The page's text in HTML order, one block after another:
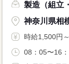
製造（組立
神奈川県相
時給1,500円～
08：05〜16